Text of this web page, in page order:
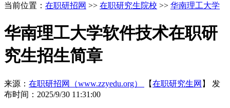
当前位置： 在职研招网 >> 在职研究生院校 >> 华南理工大学
华南理工大学软件技术在职研
究生招生简章
来源： 在职研招网（www.zzyedu.org） 【在职研究生网 】
发
布时间：2025/9/30 11:31:00